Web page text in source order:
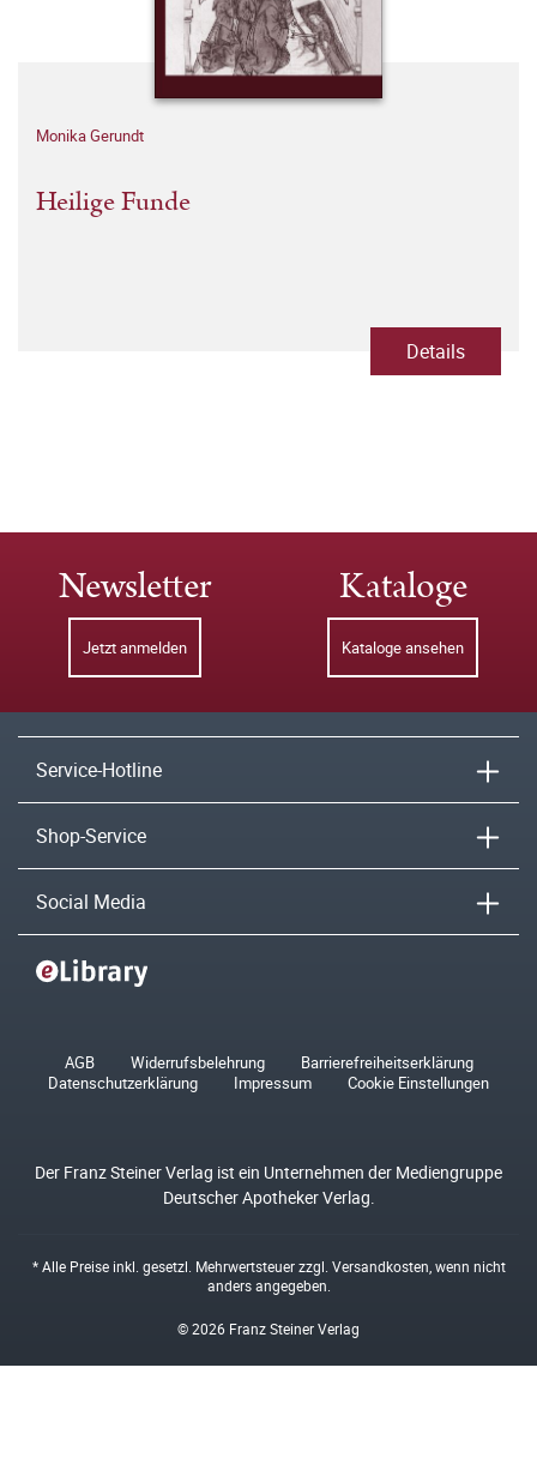
Monika Gerundt
Heilige Funde
Details
Newsletter
Jetzt anmelden
Kataloge
Kataloge ansehen
Service-Hotline
Shop-Service
Social Media
AGB Widerrufsbelehrung
Barrierefreiheitserklärung
Datenschutzerklärung
Impressum Cookie Einstellungen
Der Franz Steiner Verlag ist ein Unternehmen der Mediengruppe
Deutscher Apotheker Verlag.
* Alle Preise inkl. gesetzl. Mehrwertsteuer zzgl. Versandkosten , wenn nicht
anders angegeben.
© 2026 Franz Steiner Verlag